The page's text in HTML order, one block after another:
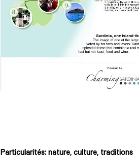
Particularités: nature, culture, traditions